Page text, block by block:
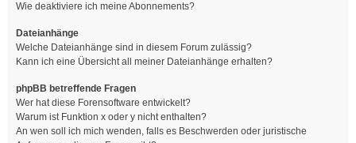
Wie deaktiviere ich meine Abonnements?
Dateianhänge
Welche Dateianhänge sind in diesem Forum zulässig?
Kann ich eine Übersicht all meiner Dateianhänge erhalten?
phpBB betreffende Fragen
Wer hat diese Forensoftware entwickelt?
Warum ist Funktion x oder y nicht enthalten?
An wen soll ich mich wenden, falls es Beschwerden oder juristische